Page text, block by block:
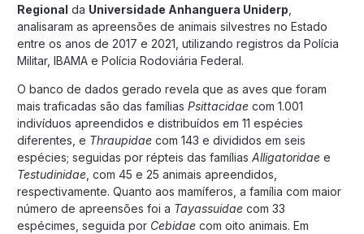
Regional da Universidade Anhanguera Uniderp
analisaram as apreensões de animais silvestres no Estado
entre os anos de 2017 e 2021, utilizando registros da Polícia
Militar, IBAMA e Polícia Rodoviária Federal.
O banco de dados gerado revela que as aves que foram
mais traficadas são das famílias Psittacidae com 1.001
indivíduos apreendidos e distribuídos em 11 espécies
diferentes, e Thraupidae com 143 e divididos em seis
espécies; seguidas por répteis das famílias Alligatoridae e
Testudinidae , com 45 e 25 animais apreendidos,
respectivamente. Quanto aos mamíferos, a família com maior
número de apreensões foi a Tayassuidae com 33
espécimes, seguida por Cebidae com oito animais. Em